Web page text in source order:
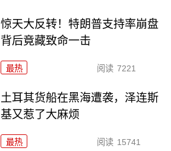
惊天大反转！特朗普支持率崩盘
背后竟藏致命一击
最热 阅读 7221
土耳其货船在黑海遭袭，泽连斯
基又惹了大麻烦
最热 阅读 15741